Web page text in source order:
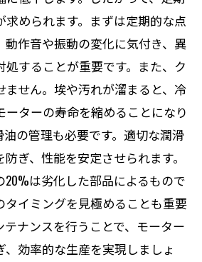
求められます。まずは定期的な点
動作音や振動の変化に気付き、異
処することが重要です。また、ク
ません。埃や汚れが溜まると、冷
ーターの寿命を縮めることになり
油の管理も必要です。適切な潤滑
ぎ、性能を安定させられます。
20%は劣化した部品によるもので
タイミングを見極めることも重要
ナンスを行うことで、モーター
効率的な生産を実現しましょ